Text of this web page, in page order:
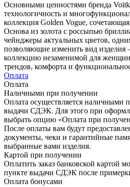
Основными ценностями бренда
технологичность и
коллекция Golden Vogue,
Основа из золота с россыпью
чейнджеры актуальных цветов,
позволяющие изменить вид изделия
коллекцию незаменимой для
трендов, комфорта и
Оплата
Оплата
Наличными при получении
Оплата осуществляется наличными
выдачи СДЭК. Для этого при
выбрать опцию «Оплата при
После оплаты вам будут
документы, чеки и гарантийные
выбранные вами изделия.
Картой при получении
Оплатить заказ банковской картой
пункте выдачи СДЭК после
Оплата бонусами